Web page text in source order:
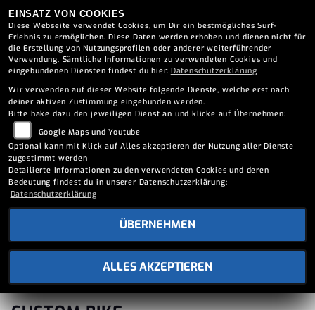
SUZUKI GSX-S750 UMBAU
EINSATZ VON COOKIES
Diese Webseite verwendet Cookies, um Dir ein bestmögliches Surf-
Erlebnis zu ermöglichen. Diese Daten werden erhoben und dienen nicht für
die Erstellung von Nutzungsprofilen oder anderer weiterführender
Verwendung. Sämtliche Informationen zu verwendeten Cookies und
eingebundenen Diensten findest du hier: Datenschutzerklärung
Wir verwenden auf dieser Website folgende Dienste, welche erst nach
deiner aktiven Zustimmung eingebunden werden.
Bitte hake dazu den jeweiligen Dienst an und klicke auf Übernehmen:
Google Maps und Youtube
Optional kann mit Klick auf Alles akzeptieren der Nutzung aller Dienste
zugestimmt werden
Detailierte Informationen zu den verwendeten Cookies und deren
Bedeutung findest du in unserer Datenschutzerklärung:
Datenschutzerklärung
ÜBERNEHMEN
ALLES AKZEPTIEREN